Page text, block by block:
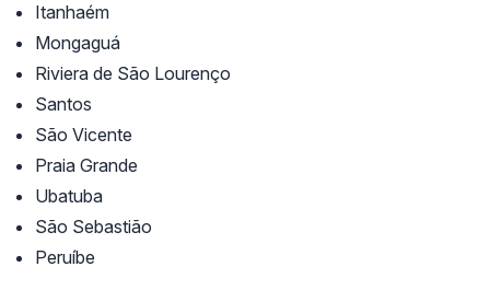
Itanhaém
Mongaguá
Riviera de São Lourenço
Santos
São Vicente
Praia Grande
Ubatuba
São Sebastião
Peruíbe